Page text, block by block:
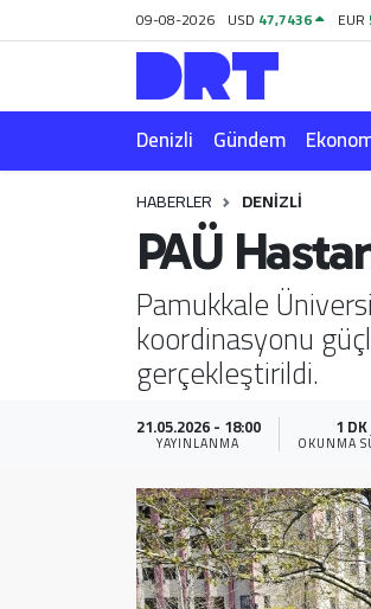
09-08-2026 USD 47,7436 EUR
Denizli Gündem
HABERLER DENIZLI
PAÜ
Pamukkale
koordinasyonu
gerçekleştirildi.
21.05.2026 - 18:00
YAYINLANMA
1 DK
OKUNMA
Gündem
Ekonomi
Magazin
Hava Durumu
Trafik Durumu
Puan Durumu ve Fikstür
Tüm Manşetler
Son Dakika Haberleri
Haber Arşivi